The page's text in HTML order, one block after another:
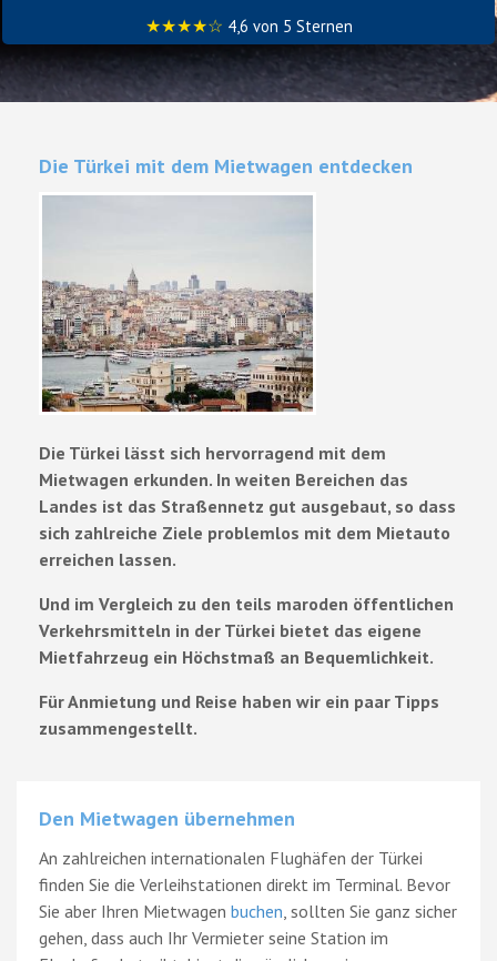
★★★★☆ 4,6 von 5 Sternen
Die Türkei mit dem Mietwagen entdecken
Die Türkei lässt sich hervorragend mit dem
Mietwagen erkunden. In weiten Bereichen das
Landes ist das Straßennetz gut ausgebaut, so dass
sich zahlreiche Ziele problemlos mit dem Mietauto
erreichen lassen.
Und im Vergleich zu den teils maroden öffentlichen
Verkehrsmitteln in der Türkei bietet das eigene
Mietfahrzeug ein Höchstmaß an Bequemlichkeit.
Für Anmietung und Reise haben wir ein paar Tipps
zusammengestellt.
Den Mietwagen übernehmen
An zahlreichen internationalen Flughäfen der Türkei
finden Sie die Verleihstationen direkt im Terminal. Bevor
Sie aber Ihren Mietwagen buchen, sollten Sie ganz sicher
gehen, dass auch Ihr Vermieter seine Station im